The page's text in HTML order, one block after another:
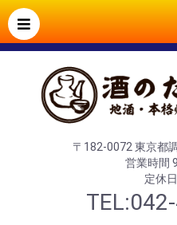
〒182-0072 東京都
営業時間
定休